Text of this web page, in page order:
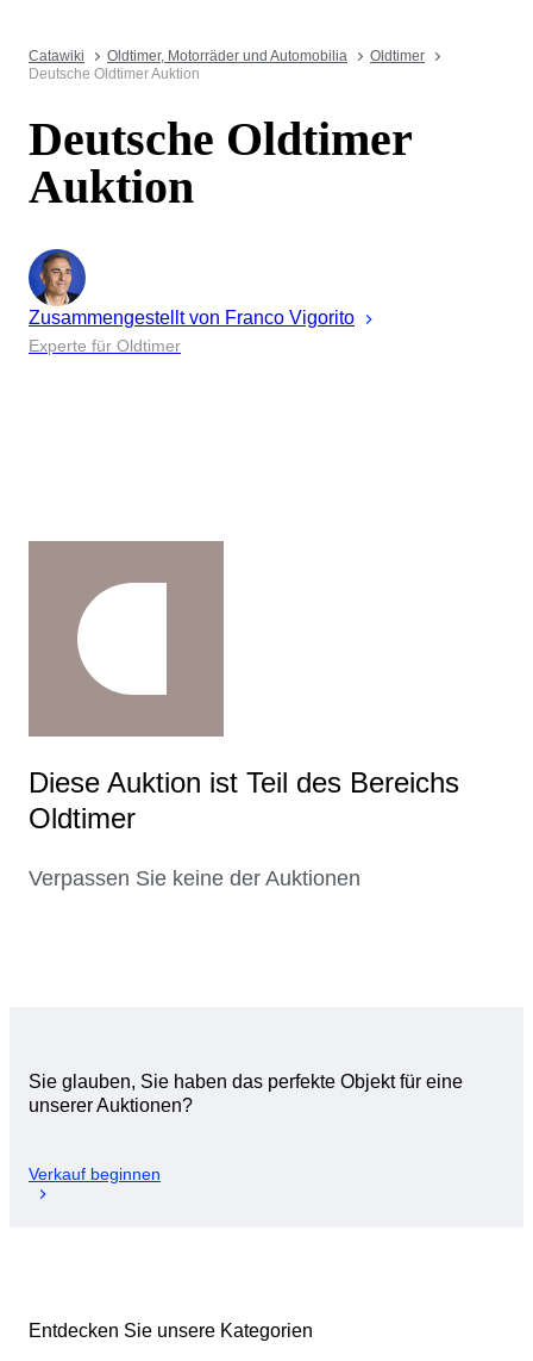
Catawiki Oldtimer, Motorräder und Automobilia
Oldtimer
Deutsche Oldtimer Auktion
Deutsche Oldtimer
Auktion
Zusammengestellt von Franco Vigorito
Experte für Oldtimer
Diese Auktion ist Teil des Bereichs
Oldtimer
Verpassen Sie keine der Auktionen
Sie glauben, Sie haben das perfekte Objekt für eine
unserer Auktionen?
Verkauf beginnen
Entdecken Sie unsere Kategorien